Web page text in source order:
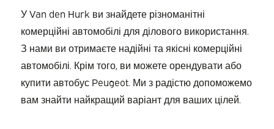
У Van den Hurk ви знайдете різноманітні
комерційні автомобілі для ділового використання.
З нами ви отримаєте надійні та якісні комерційні
автомобілі. Крім того, ви можете орендувати або
купити автобус Peugeot. Ми з радістю допоможемо
вам знайти найкращий варіант для ваших цілей.